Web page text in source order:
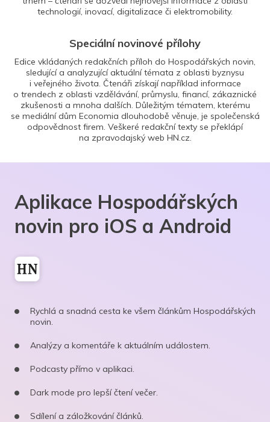
technologií, inovací, digitalizace či elektromobility.
Speciální novinové přílohy
Edice vkládaných redakčních příloh do Hospodářských novin,
sledující a analyzující aktuální témata z oblasti byznysu
i veřejného života. Čtenáři získají například informace
o trendech z oblasti vzdělávání, průmyslu, financí, zákaznické
zkušenosti a mnoha dalších. Důležitým tématem, kterému
se mediální dům Economia dlouhodobě věnuje, je společenská
odpovědnost firem. Veškeré redakční texty se překlápí
na zpravodajský web HN.cz.
Aplikace Hospodářských
novin pro iOS a Android
Rychlá a snadná cesta ke všem článkům Hospodářských
novin.
Analýzy a komentáře k aktuálním událostem.
Podcasty přímo v aplikaci.
Dark mode pro lepší čtení večer.
Sdílení a záložkování článků.